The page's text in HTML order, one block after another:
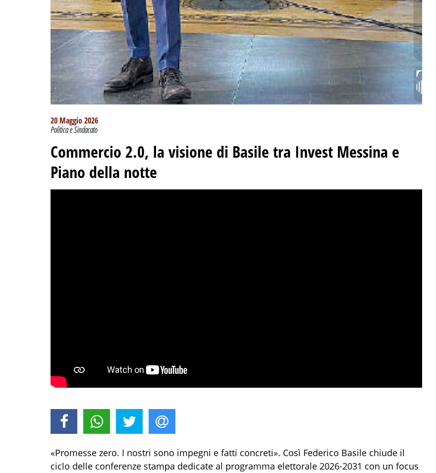
20 Maggio 2026
Politica e Sindacato
Commercio 2.0, la visione di Basile tra Invest Messina e
Piano della notte
«Promesse zero. I nostri sono impegni e fatti concreti». Così Federico Basile chiude il
ciclo delle conferenze stampa dedicate al programma elettorale 2026-2031 con un focus